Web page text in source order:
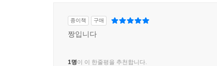
종이책 구매
짱입니다
1명이 이 한줄평을 추천합니다.